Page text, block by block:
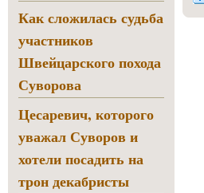
Как сложилась судьба
участников
Швейцарского похода
Суворова
Цесаревич, которого
уважал Суворов и
хотели посадить на
трон декабристы